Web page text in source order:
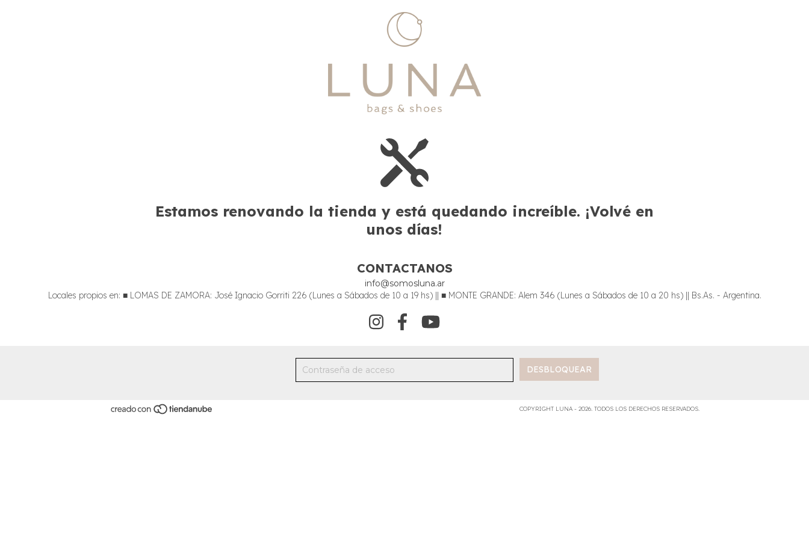
Estamos renovando la tienda y está quedando increíble. ¡Volvé en
unos días!
CONTACTANOS
info@somosluna.ar
Locales propios en: ■ LOMAS DE ZAMORA: José Ignacio Gorriti 226 (Lunes a Sábados de 10 a 19 hs) || ■ MONTE GRANDE: Alem 346 (Lunes a Sábados de 10 a 20 hs) || Bs.As. - Argentina.
COPYRIGHT LUNA - 2026. TODOS LOS DERECHOS RESERVADOS.